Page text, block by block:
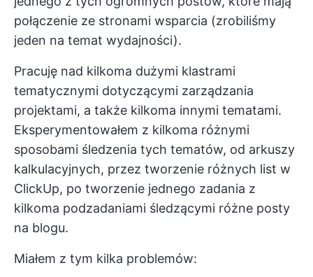
połączenie ze stronami wsparcia (zrobiliśmy
jeden na temat wydajności).
Pracuję nad kilkoma dużymi klastrami
tematycznymi dotyczącymi zarządzania
projektami, a także kilkoma innymi tematami.
Eksperymentowałem z kilkoma różnymi
sposobami śledzenia tych tematów, od arkuszy
kalkulacyjnych, przez tworzenie różnych list w
ClickUp, po tworzenie jednego zadania z
kilkoma podzadaniami śledzącymi różne posty
na blogu.
Miałem z tym kilka problemów: